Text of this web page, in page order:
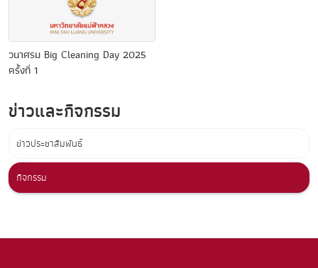
วนาศรม Big Cleaning Day 2025
ครั้งที่ 1
ข่าวและกิจกรรม
ข่าวประชาสัมพันธ์
กิจกรรม